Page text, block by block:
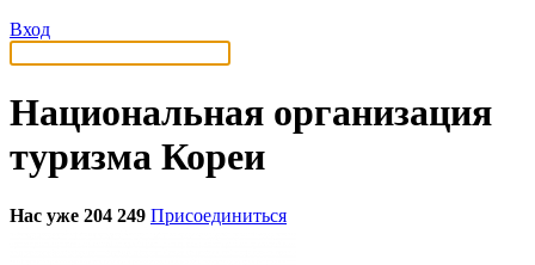
Вход
Национальная организация
туризма Кореи
Нас уже 204 249 Присоединиться